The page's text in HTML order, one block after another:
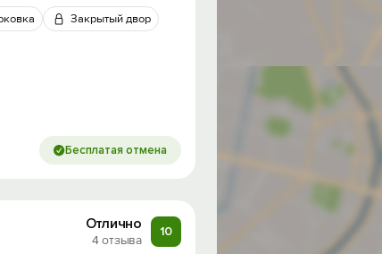
Закрытый двор
Бесплатая отмена
Отлично
4 отзыва
10